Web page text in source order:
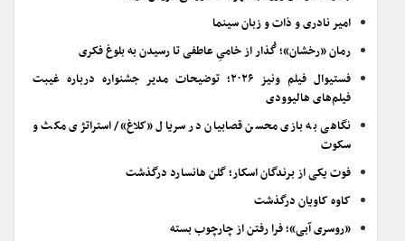
امیر نادری و ذات و زبان سینما
رمان «رخشان»؛ گُذار از خامیِ عاطفی تا رسیدن به بلوغ فکری
فستیوال فیلم ونیز ۲۰۲۶؛ توضیحات مدیر جشنواره درباره غیبت
فیلم‌های هالیوودی
نگاهی به بازی محسن قصابیان در سریال «کلاغ»/ استراتژی مکث و
سکوت
فوت یکی از برندگان اسکار؛ گلن هانسارد درگذشت
کاوه کاویان درگذشت
«روسری آبی»؛ فرا رفتن از چارچوب بسته